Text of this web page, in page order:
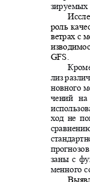
зируемых
роль
ветрах с
GFS.
лиз
новного
чений на
ход не
заны с
менного